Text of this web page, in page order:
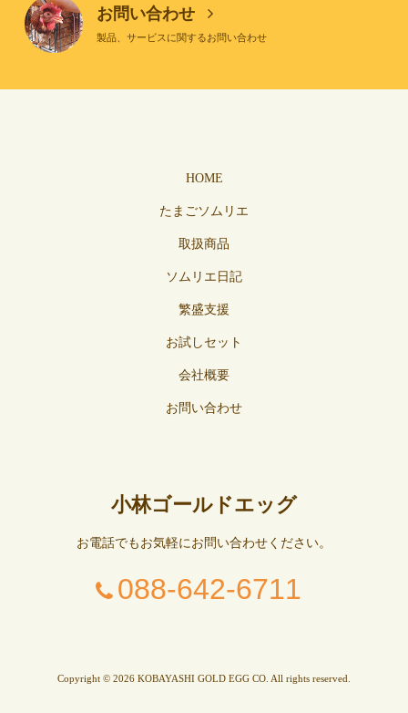
お問い合わせ
製品、サービスに関するお問い合わせ
HOME
たまごソムリエ
取扱商品
ソムリエ日記
繁盛支援
お試しセット
会社概要
お問い合わせ
小林ゴールドエッグ
お電話でもお気軽にお問い合わせください。
088-642-6711
Copyright © 2026 KOBAYASHI GOLD EGG CO. All rights reserved.